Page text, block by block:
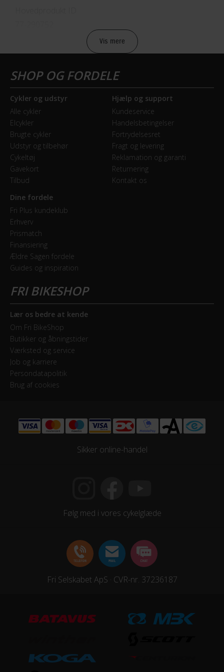
Sikkerheds- og producentinfo
Model år
2024
BREMSER
Bagbremse
Mekanisk skivebremse Tektro SCM-02 Mech. Disc
Brakes
Forbremse
Mekanisk skivebremse Tektro SCM-02 Mech. Disc
Brakes
GEAR
Shimano RD-TX800 Tourney, 8 Speed
Drivlinje
Kædetræk
Geargruppe
Shimano Tourney
Kassette
SunRace CSM55, 8 Speed / 11-34T
Samlet antal gear
Shimano SL-RS45-8R, Revo Shifter
Dæk
Vis mere
Cykler og udstyr
Alle cykler
Elcykler
Brugte cykler
Udstyr og tilbehør
Cykeltøj
Gavekort
Tilbud
Hjælp og support
Kundeservice
Handelsbetingelser
Fortrydelsesret
Fragt og levering
Reklamation og garanti
Returnering
Kontakt os
Dine fordele
Fri Plus kundeklub
Erhverv
Prismatch
Finansiering
Ældre Sagen fordele
Guides og inspiration
Lær os bedre at kende
Om Fri BikeShop
Butikker og åbningstider
Værksted og service
Job og karriere
Persondatapolitik
Brug af cookies
Sikker online-handel
Følg med i vores cykelglæde
Fri Selskabet ApS · CVR-nr. 37236187